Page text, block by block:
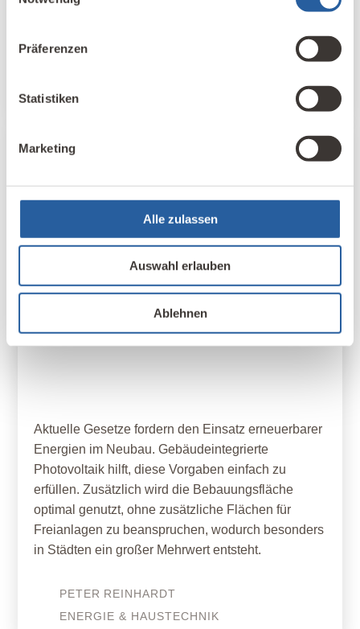
Präferenzen
Statistiken
Marketing
Alle zulassen
Auswahl erlauben
Ablehnen
Pizzaofen und gibt uns sein jahrelang
ENERGIE & HAUSTECHNIK
Aktuelle Gesetze fordern den Einsatz erneuerbarer
Energien im Neubau. Gebäudeintegrierte
Photovoltaik hilft, diese Vorgaben einfach zu
erfüllen. Zusätzlich wird die Bebauungsfläche
optimal genutzt, ohne zusätzliche Flächen für
Freianlagen zu beanspruchen, wodurch besonders
in Städten ein großer Mehrwert entsteht.
PETER REINHARDT
ENERGIE & HAUSTECHNIK